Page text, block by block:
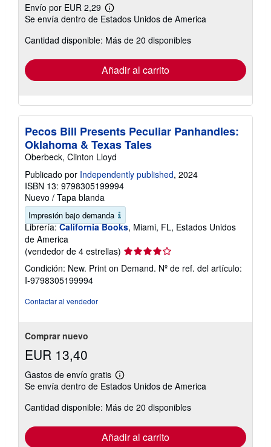
Envío por EUR 2,29
Más
información
las
envío
Se envía dentro de Estados Unidos de America
Cantidad disponible: Más de 20 disponibles
Añadir al carrito
Pecos Bill Presents Peculiar Panhandles:
Oklahoma & Texas Tales
Oberbeck, Clinton Lloyd
Publicado por Independently published, 2024
ISBN 13: 9798305199994
Nuevo / Tapa blanda
Impresión bajo demanda
Librería: California Books, Miami, FL, Estados Unidos
de America
(vendedor de 4 estrellas) Calificación
del
vendedor:
Condición: New. Print on Demand. Nº de ref. del artículo:
I-9798305199994
Contactar al vendedor
Comprar nuevo
EUR 13,40
Gastos de envío gratis
Más
información
las
envío
Se envía dentro de Estados Unidos de America
Cantidad disponible: Más de 20 disponibles
Añadir al carrito